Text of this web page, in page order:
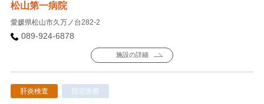
松山第一病院
愛媛県松山市久万ノ台282-2
089-924-6878
施設の詳細
肝炎検査 指定医療